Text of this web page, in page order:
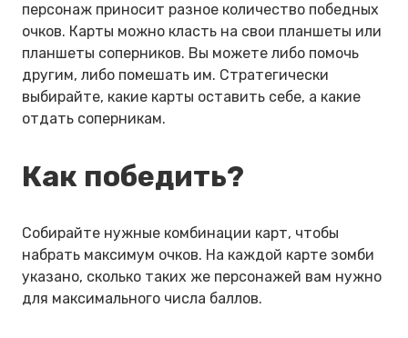
персонаж приносит разное количество победных
очков. Карты можно класть на свои планшеты или
планшеты соперников. Вы можете либо помочь
другим, либо помешать им. Стратегически
выбирайте, какие карты оставить себе, а какие
отдать соперникам.
Как победить?
Собирайте нужные комбинации карт, чтобы
набрать максимум очков. На каждой карте зомби
указано, сколько таких же персонажей вам нужно
для максимального числа баллов.